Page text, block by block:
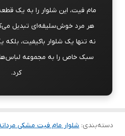
مام فیت، این شلوار را به یک
هر مرد خوش‌سلیقه‌ای تبدیل
نه تنها یک شلوار باکیفیت،
سبک خاص را به مجموعه
کرد.
دسته‌بندی: شلوار مام فیت مشکی